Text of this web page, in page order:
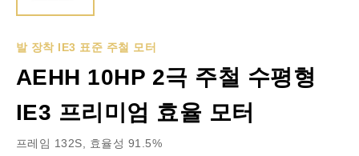
발 장착 IE3 표준 주철 모터
AEHH 10HP 2극 주철 수평형
IE3 프리미엄 효율 모터
프레임 132S, 효율성 91.5%